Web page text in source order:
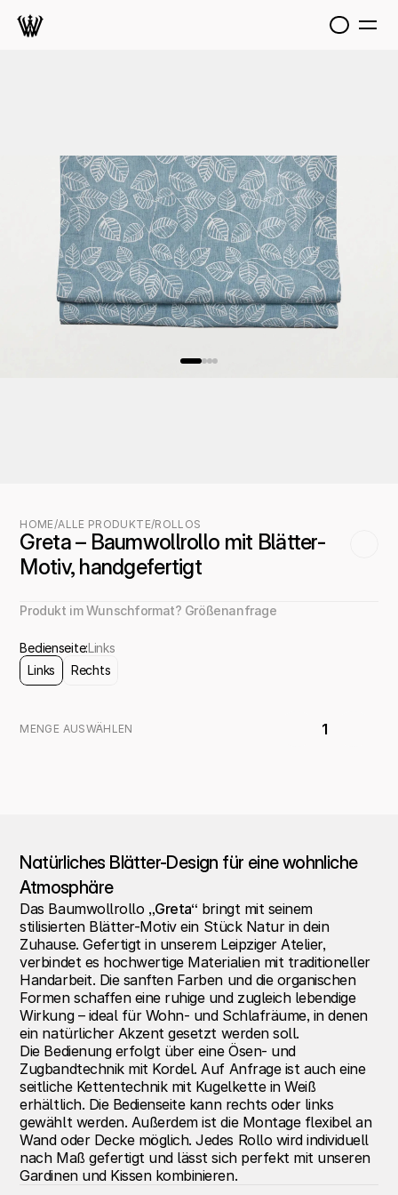
HOME/ALLE PRODUKTE/ROLLOS
Greta – Baumwollrollo mit Blätter-
Motiv, handgefertigt
Produkt im Wunschformat? Größenanfrage
Bedienseite:Links
Links
Rechts
MENGE AUSWÄHLEN 1
Natürliches Blätter-Design für eine wohnliche
Atmosphäre
Das Baumwollrollo „Greta“ bringt mit seinem
stilisierten Blätter-Motiv ein Stück Natur in dein
Zuhause. Gefertigt in unserem Leipziger Atelier,
verbindet es hochwertige Materialien mit traditioneller
Handarbeit. Die sanften Farben und die organischen
Formen schaffen eine ruhige und zugleich lebendige
Wirkung – ideal für Wohn- und Schlafräume, in denen
ein natürlicher Akzent gesetzt werden soll.
Die Bedienung erfolgt über eine Ösen- und
Zugbandtechnik mit Kordel. Auf Anfrage ist auch eine
seitliche Kettentechnik mit Kugelkette in Weiß
erhältlich. Die Bedienseite kann rechts oder links
gewählt werden. Außerdem ist die Montage flexibel an
Wand oder Decke möglich. Jedes Rollo wird individuell
nach Maß gefertigt und lässt sich perfekt mit unseren
Gardinen und Kissen kombinieren.